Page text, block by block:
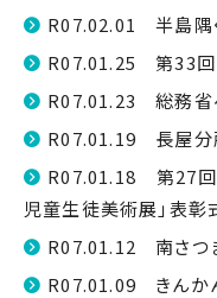
R07.02.01 半島隅
R07.01.25 第33回
R07.01.23 総務省
R07.01.19 長屋分
R07.01.18 第27回
児童生徒美術展」表彰
R07.01.12 南さつ
R07.01.09 きんか